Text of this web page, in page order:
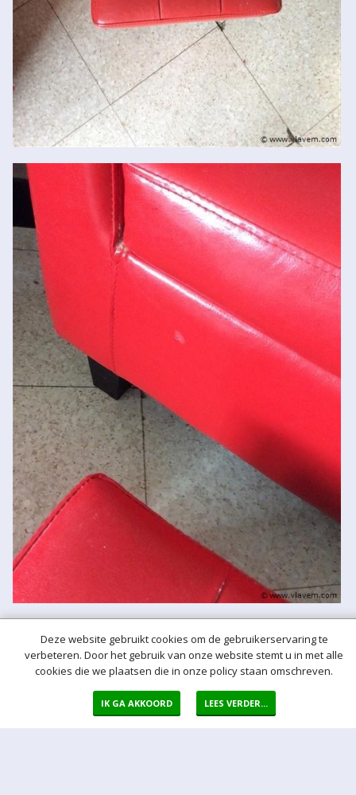
Meer hulp bij het bieden
Normaal bod
Deze website gebruikt cookies om de gebruikerservaring te
verbeteren. Door het gebruik van onze website stemt u in met alle
cookies die we plaatsen die in onze policy staan omschreven.
IK GA AKKOORD LEES VERDER...